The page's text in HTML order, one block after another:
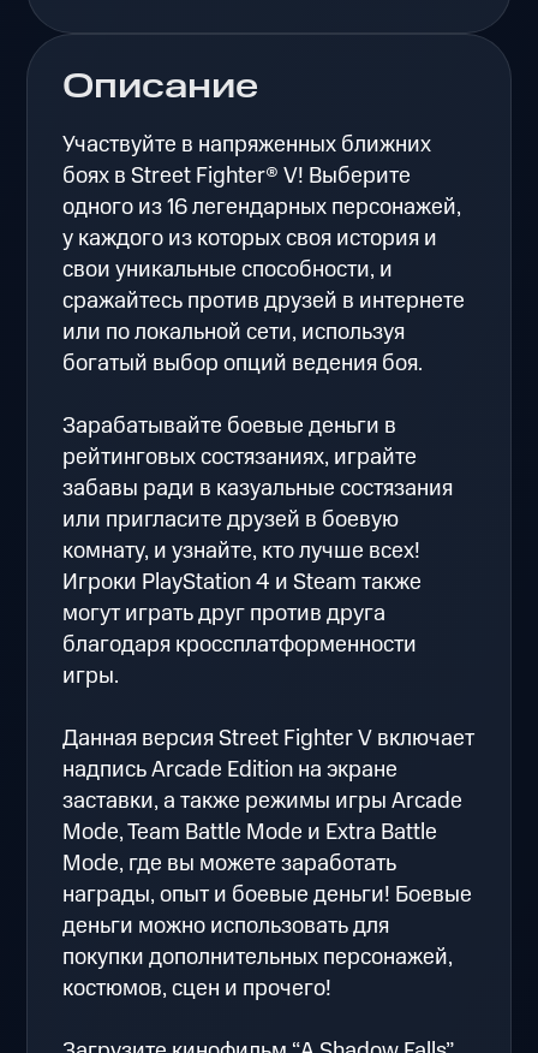
Описание
Участвуйте в напряженных ближних
боях в Street Fighter® V! Выберите
одного из 16 легендарных персонажей,
у каждого из которых своя история и
свои уникальные способности, и
сражайтесь против друзей в интернете
или по локальной сети, используя
богатый выбор опций ведения боя.
Зарабатывайте боевые деньги в
рейтинговых состязаниях, играйте
забавы ради в казуальные состязания
или пригласите друзей в боевую
комнату, и узнайте, кто лучше всех!
Игроки PlayStation 4 и Steam также
могут играть друг против друга
благодаря кроссплатформенности
игры.
Данная версия Street Fighter V включает
надпись Arcade Edition на экране
заставки, а также режимы игры Arcade
Mode, Team Battle Mode и Extra Battle
Mode, где вы можете заработать
награды, опыт и боевые деньги! Боевые
деньги можно использовать для
покупки дополнительных персонажей,
костюмов, сцен и прочего!